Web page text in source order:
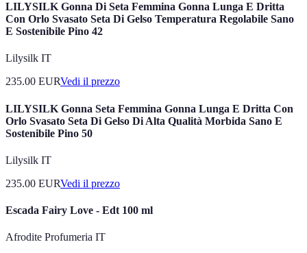
LILYSILK Gonna Di Seta Femmina Gonna Lunga E Dritta
Con Orlo Svasato Seta Di Gelso Temperatura Regolabile Sano
E Sostenibile Pino 42
Lilysilk IT
235.00 EURVedi il prezzo
LILYSILK Gonna Seta Femmina Gonna Lunga E Dritta Con
Orlo Svasato Seta Di Gelso Di Alta Qualità Morbida Sano E
Sostenibile Pino 50
Lilysilk IT
235.00 EURVedi il prezzo
Escada Fairy Love - Edt 100 ml
Afrodite Profumeria IT